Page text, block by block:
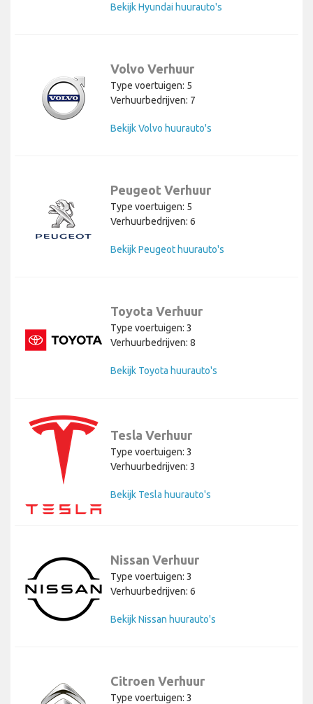
Bekijk Hyundai huurauto's
Volvo Verhuur
Type voertuigen: 5
Verhuurbedrijven: 7
Bekijk Volvo huurauto's
Peugeot Verhuur
Type voertuigen: 5
Verhuurbedrijven: 6
Bekijk Peugeot huurauto's
Toyota Verhuur
Type voertuigen: 3
Verhuurbedrijven: 8
Bekijk Toyota huurauto's
Tesla Verhuur
Type voertuigen: 3
Verhuurbedrijven: 3
Bekijk Tesla huurauto's
Nissan Verhuur
Type voertuigen: 3
Verhuurbedrijven: 6
Bekijk Nissan huurauto's
Citroen Verhuur
Type voertuigen: 3